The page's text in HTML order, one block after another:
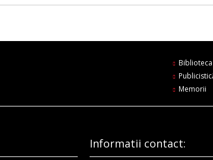
Biblioteca
Memorii
Informatii contact: